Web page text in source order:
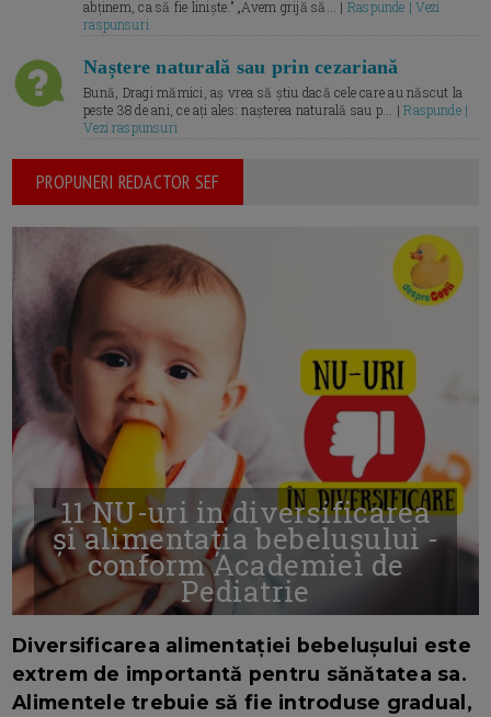
abținem, ca să fie liniște.” „Avem grijă să... | Raspunde | Vezi
raspunsuri
Naștere naturală sau prin cezariană
Bună, Dragi mămici, aș vrea să știu dacă cele care au născut la
peste 38 de ani, ce ați ales: nașterea naturală sau p... |Raspunde |
Vezi raspunsuri
PROPUNERI REDACTOR SEF
11 NU-uri in diversificarea
și alimentația bebelușului -
conform Academiei de
Pediatrie
Diversificarea alimentației bebelușului este
extrem de importantă pentru sănătatea sa.
Alimentele trebuie să fie introduse gradual,